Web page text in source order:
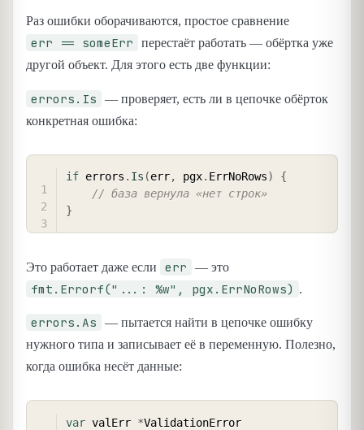
Раз ошибки оборачиваются, простое сравнение
err == someErr
перестаёт работать — обёртка уже
другой объект. Для этого есть две функции:
errors.Is
— проверяет, есть ли в цепочке обёрток
конкретная ошибка:
if errors . Is (err, pgx. ErrNoRows)
{
// база вернула «нет строк»
}
Это работает даже если err — это
fmt.Errorf("...: %w", pgx.ErrNoRows) .
errors.As
— пытается найти в цепочке ошибку
нужного типа и записывает её в переменную. Полезно,
когда ошибка несёт данные:
var valErr *